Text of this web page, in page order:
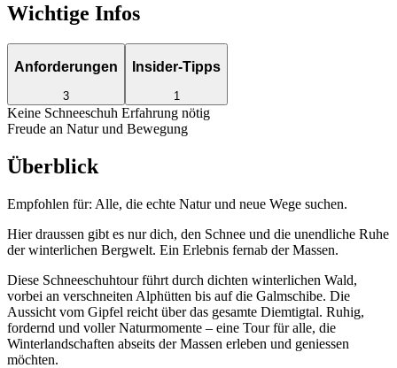
Wichtige Infos
Anforderungen
3
Insider-Tipps
1
Keine Schneeschuh Erfahrung nötig
Freude an Natur und Bewegung
Überblick
Empfohlen für: Alle, die echte Natur und neue Wege suchen.
Hier draussen gibt es nur dich, den Schnee und die unendliche Ruhe
der winterlichen Bergwelt. Ein Erlebnis fernab der Massen.
Diese Schneeschuhtour führt durch dichten winterlichen Wald,
vorbei an verschneiten Alphütten bis auf die Galmschibe. Die
Aussicht vom Gipfel reicht über das gesamte Diemtigtal. Ruhig,
fordernd und voller Naturmomente – eine Tour für alle, die
Winterlandschaften abseits der Massen erleben und geniessen
möchten.